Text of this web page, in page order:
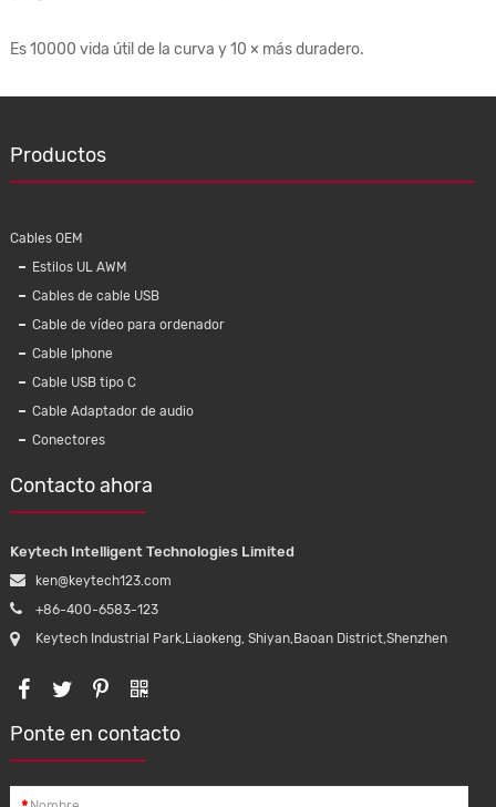
Es 10000 vida útil de la curva y 10 × más duradero.
Productos
Cables OEM
Estilos UL AWM
Cables de cable USB
Cable de vídeo para ordenador
Cable Iphone
Cable USB tipo C
Cable Adaptador de audio
Conectores
Contacto ahora
Keytech Intelligent Technologies Limited
ken@keytech123.com
+86-400-6583-123
Keytech Industrial Park,Liaokeng, Shiyan,Baoan District,Shenzhen
Ponte en contacto